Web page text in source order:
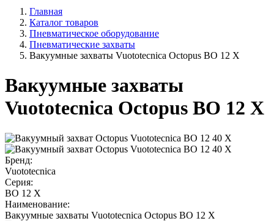
Главная
Каталог товаров
Пневматическое оборудование
Пневматические захваты
Вакуумные захваты Vuototecnica Octopus BO 12 X
Вакуумные захваты
Vuototecnica Octopus BO 12 X
Бренд:
Vuototecnica
Серия:
BO 12 X
Наименование:
Вакуумные захваты Vuototecnica Octopus BO 12 X